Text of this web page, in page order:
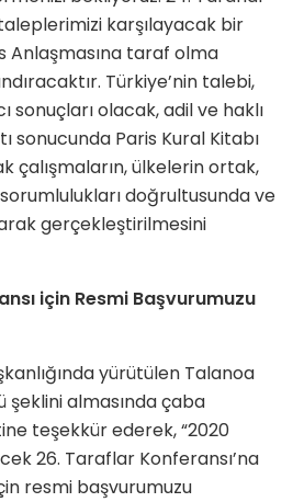
karşılayacak bir
Anlaşmasına taraf olma
Türkiye’nin talebi,
sonuçları olacak, adil ve haklı
sonucunda Paris Kural Kitabı
çalışmaların, ülkelerin ortak,
sorumlulukları doğrultusunda ve
gerçekleştirilmesini
için Resmi Başvurumuzu
yürütülen Talanoa
şeklini almasında çaba
teşekkür ederek, “2020
26. Taraflar Konferansı’na
resmi başvurumuzu